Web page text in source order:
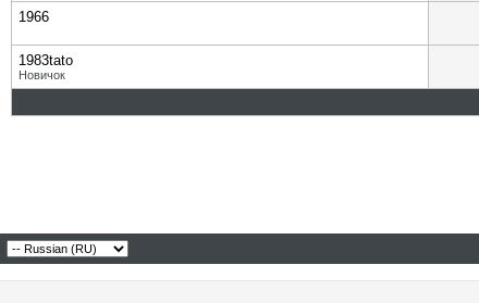
1966
1983tato
Новичок